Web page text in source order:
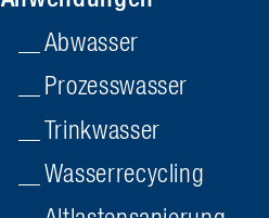
Abwasser
Prozesswasser
Trinkwasser
Wasserrecycling